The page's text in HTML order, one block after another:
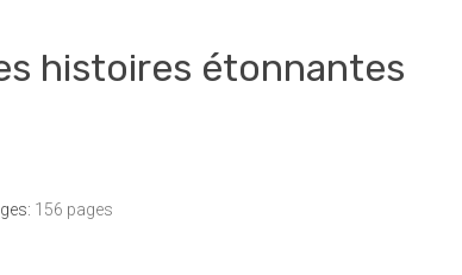
histoires étonnantes
156 pages